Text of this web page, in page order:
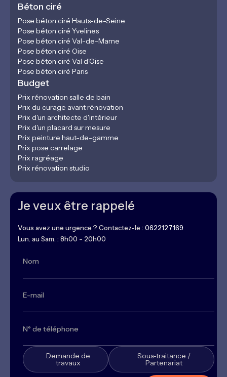
Béton ciré
Pose béton ciré Hauts-de-Seine
Pose béton ciré Yvelines
Pose béton ciré Val-de-Marne
Pose béton ciré Oise
Pose béton ciré Val d'Oise
Pose béton ciré Paris
Budget
Prix rénovation salle de bain
Prix du curage avant rénovation
Prix d'un architecte d'intérieur
Prix d'un placard sur mesure
Prix peinture haut-de-gamme
Prix pose carrelage
Prix ragréage
Prix rénovation studio
Je veux être rappelé
Vous avez une urgence ? Contactez-le : 0622127169
Lun. au Sam. : 8h00 - 20h00
Demande de
travaux
Sous-traitance /
Partenariat